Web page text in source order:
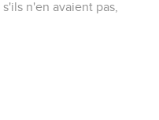
s'ils n'en avaient pas,